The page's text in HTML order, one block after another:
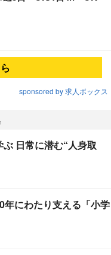
sponsored by 求人ボックス
日常に潜む“人身取
年にわたり支える「小学